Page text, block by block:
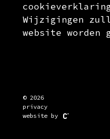
Wijzigingen
website worden
© 2026
privacy
website by